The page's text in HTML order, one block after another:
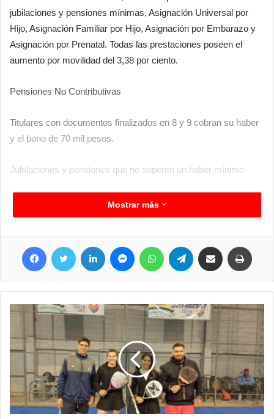
jubilaciones y pensiones mínimas, Asignación Universal por
Hijo, Asignación Familiar por Hijo, Asignación por Embarazo y
Asignación por Prenatal. Todas las prestaciones poseen el
aumento por movilidad del 3,38 por ciento.
Pensiones No Contributivas
Titulares con documentos finalizados en 8 y 9 cobran su haber
y el bono de 70 mil pesos.
Jubilaciones y pensiones que no superen un haber mínimo
Titulares con documentos concluidos en 4 cobran su haber y el
bono de 70 mil pesos.
Asignación Universal por Hijo y Asignación Familiar por Hijo
Asignación por Embarazo
Titulares con documentos finalizados en 4.
Asignación por Prenatal
Titulares con documentos concluidos en 4 y 5.
Mostrar más